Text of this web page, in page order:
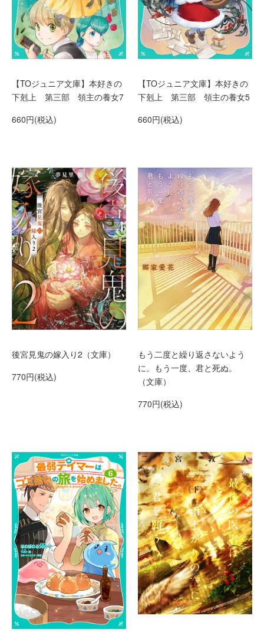
【TOジュニア文庫】本好きの
下剋上 第三部 領主の養女7
660円(税込)
【TOジュニア文庫】本好きの
下剋上 第三部 領主の養女5
660円(税込)
後宮見鬼の嫁入り2（文庫）
770円(税込)
もう二度と繰り返さないよう
に。もう一度、君と死ぬ。
（文庫）
770円(税込)